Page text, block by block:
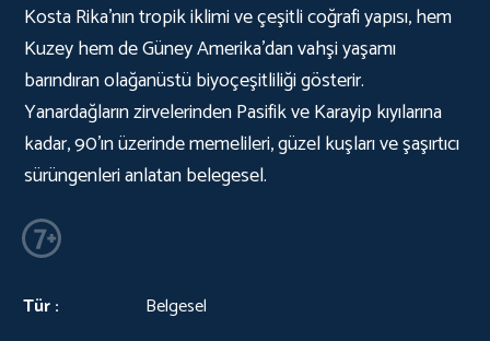
Kosta Rika'nın tropik iklimi ve çeşitli coğrafi yapısı, hem
Kuzey hem de Güney Amerika'dan vahşi yaşamı
barındıran olağanüstü biyoçeşitliliği gösterir.
Yanardağların zirvelerinden Pasifik ve Karayip kıyılarına
kadar, 90'ın üzerinde memelileri, güzel kuşları ve şaşırtıcı
sürüngenleri anlatan belegesel.
Tür : Belgesel